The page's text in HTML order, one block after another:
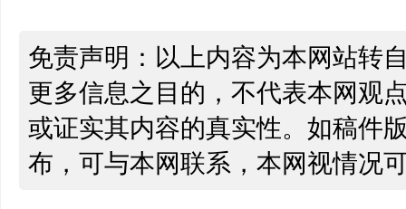
免责声明：以上内容为本网站转
更多信息之目的，不代表本网观
或证实其内容的真实性。如稿件
布，可与本网联系，本网视情况